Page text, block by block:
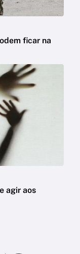
ficar na
agir aos